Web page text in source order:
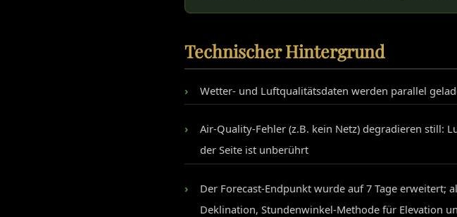
Technischer Hintergrund
Wetter- und Luftqualitätsdaten werden parallel
Air-Quality-Fehler (z.B. kein Netz) degradieren still:
der Seite ist unberührt
Der Forecast-Endpunkt wurde auf 7 Tage erweitert;
Deklination, Stundenwinkel-Methode für Elevation